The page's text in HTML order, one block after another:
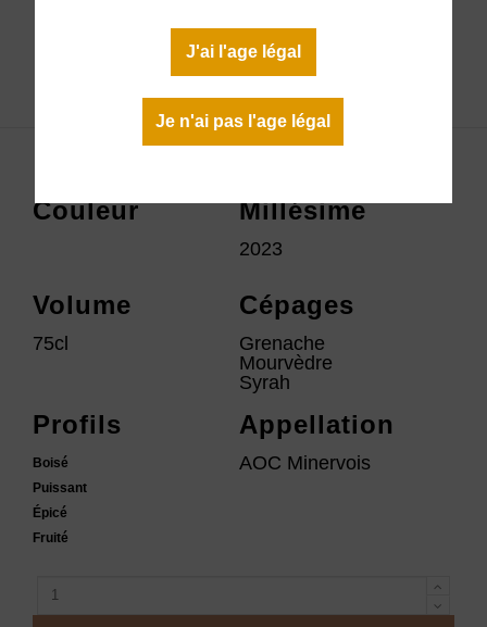
J'ai l'age légal
Je n'ai pas l'age légal
Couleur Millésime
2023
Volume
75cl
Cépages
Grenache
Mourvèdre
Syrah
Profils
Boisé
Puissant
Épicé
Fruité
Appellation
AOC Minervois